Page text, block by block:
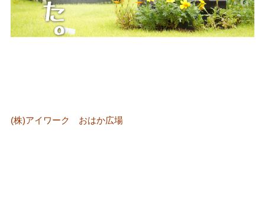
(株)アイワーク おはか広場